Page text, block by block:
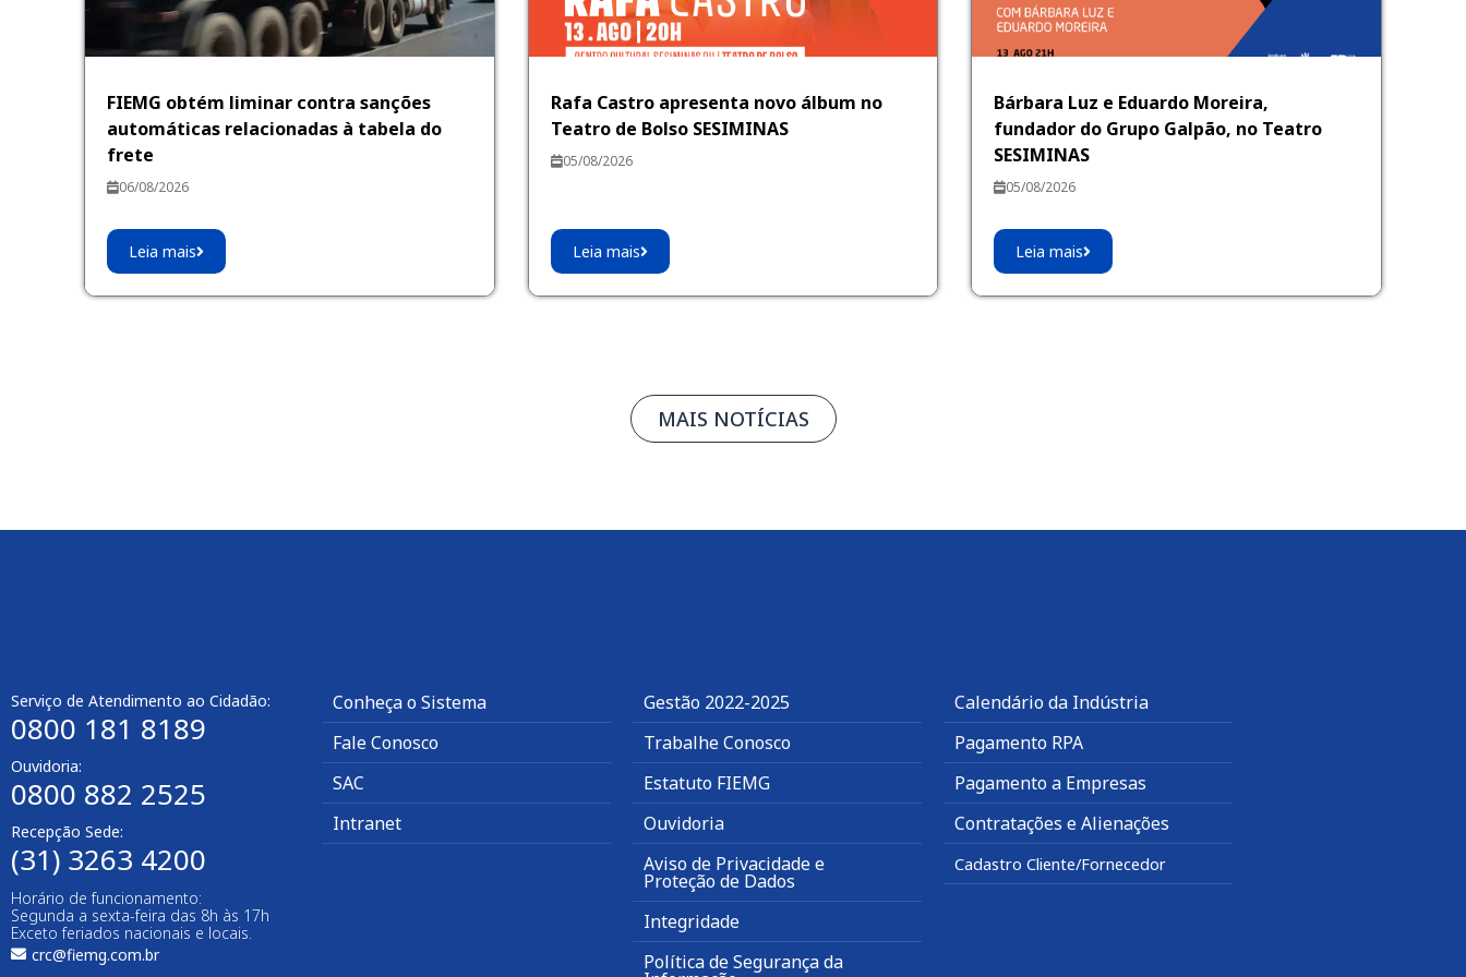
FIEMG obtém liminar contra sanções
automáticas relacionadas à tabela do
frete
06/08/2026
Leia mais
Rafa Castro apresenta novo álbum no
Teatro de Bolso SESIMINAS
05/08/2026
Leia mais
Bárbara Luz e Eduardo Moreira,
fundador do Grupo Galpão, no Teatro
SESIMINAS
05/08/2026
Leia mais
MAIS NOTÍCIAS
Serviço de Atendimento ao Cidadão:
0800 181 8189
Ouvidoria:
0800 882 2525
Recepção Sede:
(31) 3263 4200
Horário de funcionamento:
Segunda a sexta-feira das 8h às 17h
Exceto feriados nacionais e locais.
crc@fiemg.com.br
Conheça o Sistema
Fale Conosco
SAC
Intranet
Gestão 2022-2025
Trabalhe Conosco
Estatuto FIEMG
Ouvidoria
Aviso de Privacidade e
Proteção de Dados
Integridade
Política de Segurança da
Calendário da Indústria
Pagamento RPA
Pagamento a Empresas
Contratações e Alienações
Cadastro Cliente/Fornecedor